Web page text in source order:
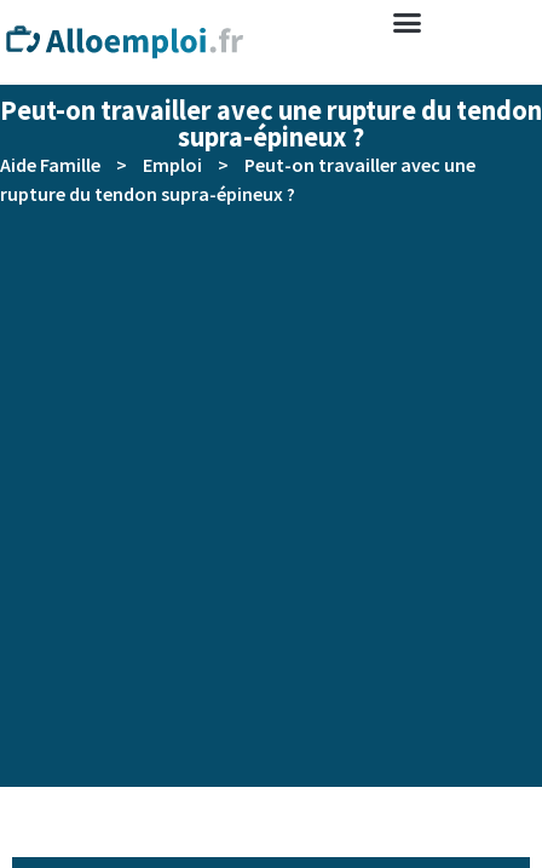
Peut-on travailler avec une rupture du tendon
supra-épineux ?
Aide Famille > Emploi >
Peut-on travailler avec une
rupture du tendon supra-épineux ?